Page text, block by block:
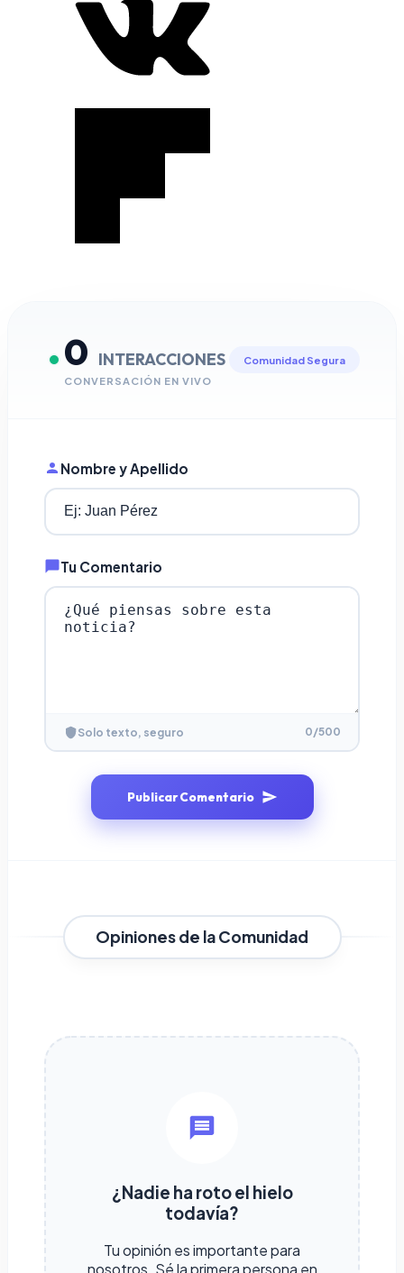
0 INTERACCIONES
CONVERSACIÓN EN VIVO
Comunidad Segura
Nombre y Apellido
Tu Comentario
Solo texto, seguro 0/500
Publicar Comentario
Opiniones de la Comunidad
¿Nadie ha roto el hielo
todavía?
Tu opinión es importante para
nosotros. Sé la primera persona en